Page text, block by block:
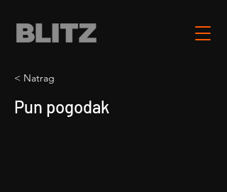
< Natrag
Pun pogodak